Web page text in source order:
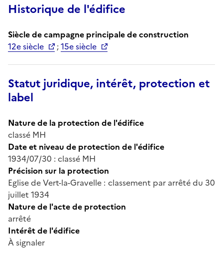
Historique de l'édifice
Siècle de campagne principale de construction
12e siècle
;15e siècle
Statut juridique, intérêt, protection et
label
Nature de la protection de l'édifice
classé MH
Date et niveau de protection de l'édifice
1934/07/30 : classé MH
Précision sur la protection
Eglise de Vert-la-Gravelle : classement par arrêté du 30
juillet 1934
Nature de l'acte de protection
arrêté
Intérêt de l'édifice
À signaler